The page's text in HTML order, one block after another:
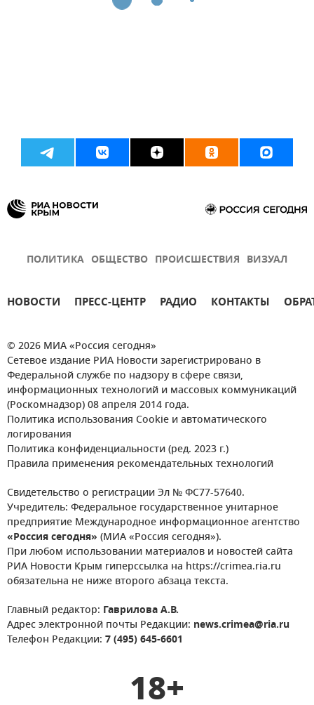
ПОЛИТИКА ОБЩЕСТВО ПРОИСШЕСТВИЯ ВИЗУАЛ
НОВОСТИ ПРЕСС-ЦЕНТР РАДИО КОНТАКТЫ
© 2026 МИА «Россия сегодня»
Сетевое издание РИА Новости зарегистрировано в
Федеральной службе по надзору в сфере связи,
информационных технологий и массовых коммуникаций
(Роскомнадзор) 08 апреля 2014 года.
Политика использования Cookie и автоматического
логирования
Политика конфиденциальности (ред. 2023 г.)
Правила применения рекомендательных технологий
Свидетельство о регистрации Эл № ФС77-57640.
Учредитель: Федеральное государственное унитарное
предприятие Международное информационное агентство
«Россия сегодня» (МИА «Россия сегодня»).
При любом использовании материалов и новостей сайта
РИА Новости Крым гиперссылка на https://crimea.ria.ru
обязательна не ниже второго абзаца текста.
Главный редактор: Гаврилова А.В.
Адрес электронной почты Редакции: news.crimea@ria.ru
Телефон Редакции: 7 (495) 645-6601
18+